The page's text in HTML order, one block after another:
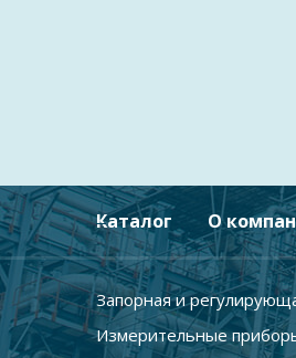
Каталог О
Запорная и
Измерительные